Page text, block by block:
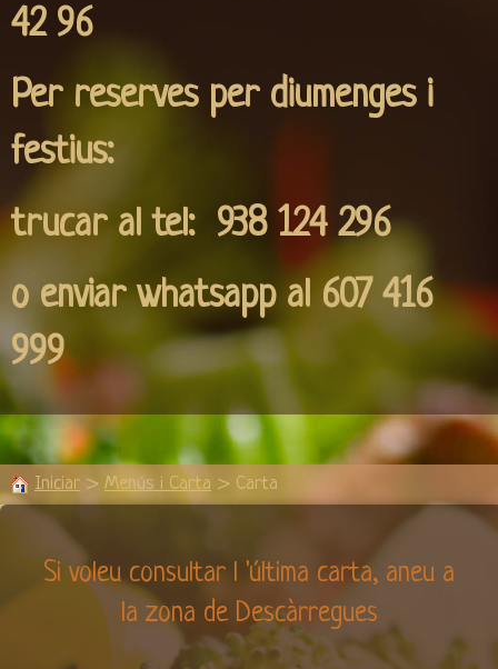
42 96
Per reserves per diumenges i
festius:
trucar altel: 938 124 296
o enviar whatsapp al 607 416
999
Iniciar > Menús i Carta > Carta
Si voleu consultar l 'última carta, aneu a
la zona de Descàrregues